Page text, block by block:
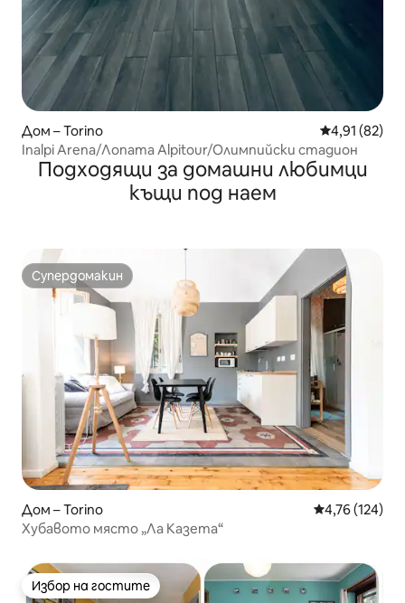
Дом – Torino Средна
4,91 (82)
Inalpi Arena/Лопата Alpitour/Олимпийски стадион
Подходящи за домашни любимци
къщи под наем
Супердомакин
Супердомакин
Дом – Torino Средна
4,76 (124)
Хубавото място „Ла Казета“
Избор на гостите
Избор на гостите